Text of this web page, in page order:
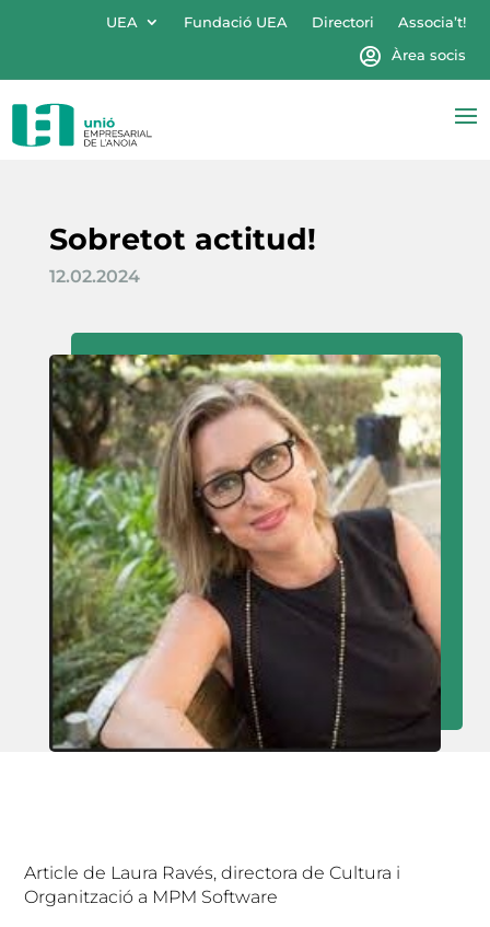
UEA Fundació UEA Directori
Associa’t!
Àrea socis
Sobretot actitud!
12.02.2024
Article de Laura Ravés, directora de Cultura i
Organització a MPM Software